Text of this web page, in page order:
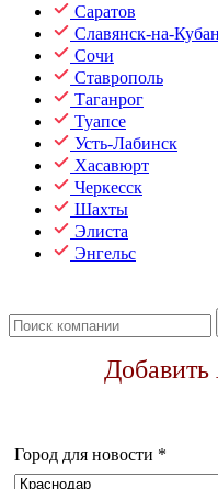
Саратов
Славянск-на-
Сочи
Ставрополь
Таганрог
Туапсе
Усть-Лабинск
Хасавюрт
Черкесск
Шахты
Элиста
Энгельс
Город для новости *